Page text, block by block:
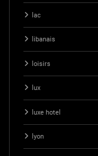
lac
libanais
loisirs
lux
luxe hotel
lyon